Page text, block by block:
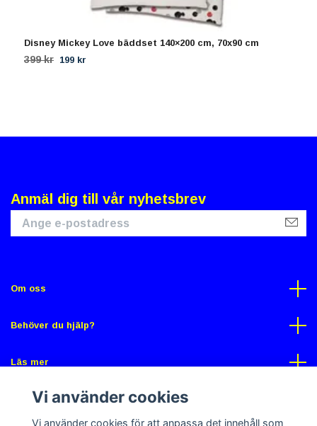
Disney Mickey Love bäddset 140×200 cm, 70x90 cm
399 kr 199 kr
Anmäl dig till vår nyhetsbrev
Om oss
Behöver du hjälp?
Läs mer
Sociala medier
Vi använder cookies
Vi använder cookies för att anpassa det innehåll som